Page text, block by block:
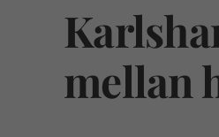
mellan